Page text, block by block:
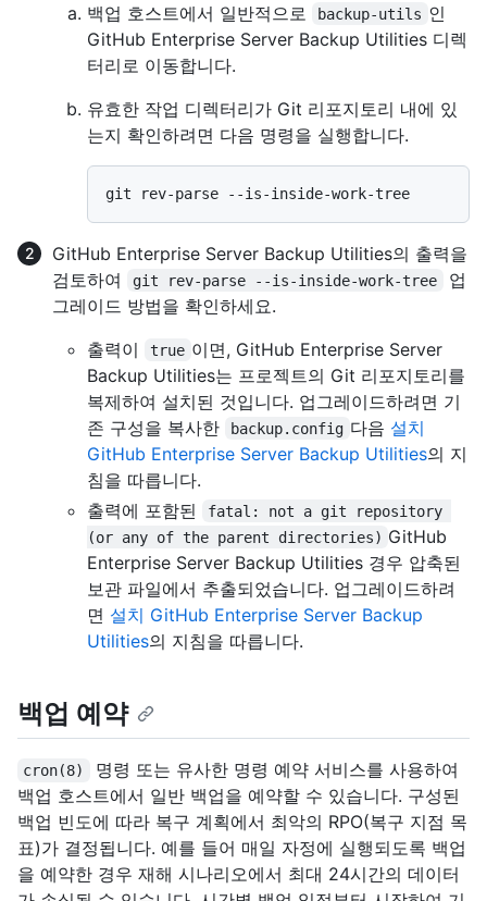
백업 호스트에서 일반적으로
backup-utils 인
GitHub Enterprise Server Backup Utilities 디렉
터리로 이동합니다.
유효한 작업 디렉터리가 Git 리포지토리 내에 있
는지 확인하려면 다음 명령을 실행합니다.
GitHub Enterprise Server Backup Utilities의 출력을
검토하여
git rev-parse --is-inside-work-tree
업
그레이드 방법을 확인하세요.
출력이
true 이면, GitHub Enterprise Server
Backup Utilities는 프로젝트의 Git 리포지토리를
복제하여 설치된 것입니다. 업그레이드하려면 기
존 구성을 복사한
backup.config 다음 설치
GitHub Enterprise Server Backup Utilities의 지
침을 따릅니다.
출력에 포함된
fatal: not a git repository
(or any of the parent directories) GitHub
Enterprise Server Backup Utilities 경우 압축된
보관 파일에서 추출되었습니다. 업그레이드하려
면 설치 GitHub Enterprise Server Backup
Utilities의 지침을 따릅니다.
백업 예약
cron(8)
명령 또는 유사한 명령 예약 서비스를 사용하여
백업 호스트에서 일반 백업을 예약할 수 있습니다. 구성된
백업 빈도에 따라 복구 계획에서 최악의 RPO(복구 지점 목
표)가 결정됩니다. 예를 들어 매일 자정에 실행되도록 백업
을 예약한 경우 재해 시나리오에서 최대 24시간의 데이터